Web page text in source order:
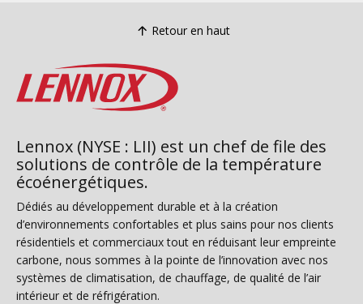
Retour en haut
Lennox (NYSE : LII) est un chef de file des
solutions de contrôle de la température
écoénergétiques.
Dédiés au développement durable et à la création
d’environnements confortables et plus sains pour nos clients
résidentiels et commerciaux tout en réduisant leur empreinte
carbone, nous sommes à la pointe de l’innovation avec nos
systèmes de climatisation, de chauffage, de qualité de l’air
intérieur et de réfrigération.